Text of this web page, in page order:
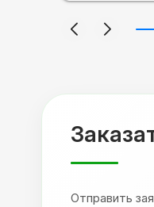
спасибо
Отправить